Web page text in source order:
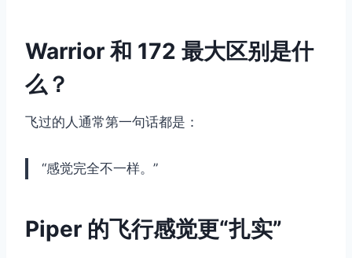
Warrior 和 172 最大区别是什
么？
飞过的人通常第一句话都是：
“感觉完全不一样。”
Piper 的飞行感觉更“扎实”